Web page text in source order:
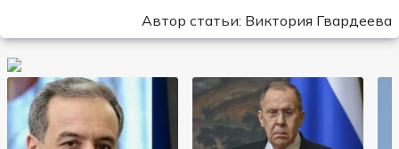
Автор статьи: Виктория Гвардеева